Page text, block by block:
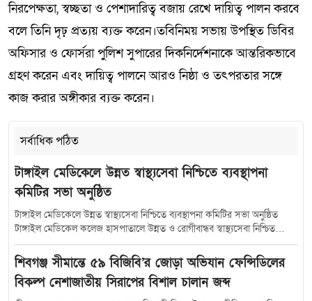
নিরপেক্ষতা, স্বচ্ছতা ও পেশাদারিত্ব বজায় রেখে দায়িত্ব পালন করবে
বলে তিনি দৃঢ় প্রত্যয় ব্যক্ত করেন।তবিনিময় সভায় উপস্থিত ডিবির
অফিসার ও ফোর্সরা পুলিশ সুপারের দিকনির্দেশনাকে আন্তরিকভাবে
গ্রহণ করেন এবং দায়িত্ব পালনে আরও নিষ্ঠা ও তৎপরতার সঙ্গে
কাজ করার অঙ্গীকার ব্যক্ত করেন।
সর্বাধিক পঠিত
টাঙ্গাইল মেডিকেলে উন্নত স্বাস্থ্যসেবা নিশ্চিতে ব্যবস্থাপনা
কমিটির সভা অনুষ্ঠিত
টাঙ্গাইল মেডিকেলে উন্নত স্বাস্থ্যসেবা নিশ্চিতে ব্যবস্থাপনা কমিটির সভা অনুষ্ঠিত
টাঙ্গাইল মেডিকেল কলেজ হাসপাতালে উন্নত ও রোগীবান্ধব স্বাস্থ্যসেবা নিশ্চিত
করতে হাসপাতাল ব্যবস্থাপনা কমিটির সমন্বয় সভা অনুষ্ঠিত হয়েছে। শুক্রবার (১০
জুলাই) সকাল সাড়ে ১০টায় হাসপাতালের কনফারেন্স রুমে আয়োজিত এ সভায়
সভাপতিত্ব করেন টাঙ্গাইল-৫ (সদর) আসনের সংসদ সদস্য মৎস্য ও প্রাণিসম্পদ
প্রতিমন্ত্রী এবং হাসপাতাল ব্যবস্থাপনা কমিটির সভাপতি সুলতান সালাউদ্দিন টুকু।
শিবগঞ্জ সীমান্তে ৫৯ বিজিবি’র জোড়া অভিযান ফেন্সিডিলের
বিকল্প নেশাজাতীয় সিরাপের বিশাল চালান জব্দ